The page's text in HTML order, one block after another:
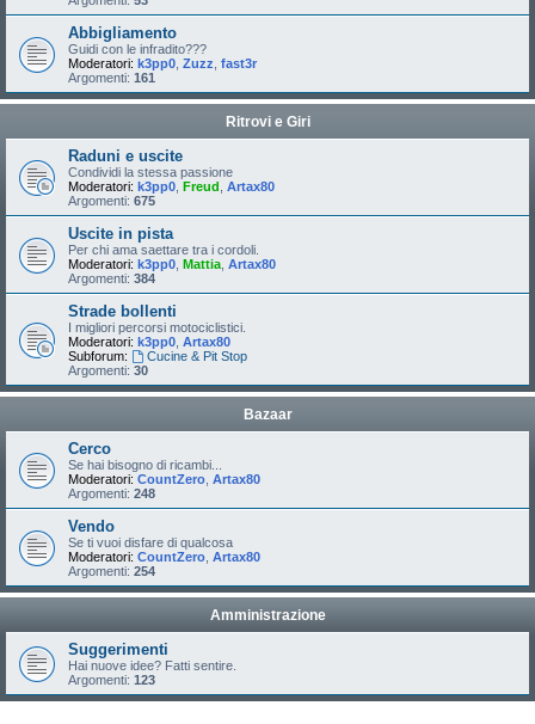
Abbigliamento
Guidi con le infradito???
Moderatori: k3pp0 Zuzz fast3r
Argomenti: 161
Ritrovi e Giri
Raduni e uscite
Condividi la stessa passione
Moderatori: k3pp0 Freud Artax80
Argomenti: 675
Uscite in pista
Per chi ama saettare tra i cordoli.
Moderatori: k3pp0 Mattia Artax80
Argomenti: 384
Strade bollenti
I migliori percorsi motociclistici.
Moderatori: k3pp0 Artax80
Subforum:
Cucine & Pit Stop
Argomenti: 30
Bazaar
Cerco
Se hai bisogno di ricambi...
Moderatori: CountZero Artax80
Argomenti: 248
Vendo
Se ti vuoi disfare di qualcosa
Moderatori: CountZero Artax80
Argomenti: 254
Amministrazione
Suggerimenti
Hai nuove idee? Fatti sentire.
Argomenti: 123